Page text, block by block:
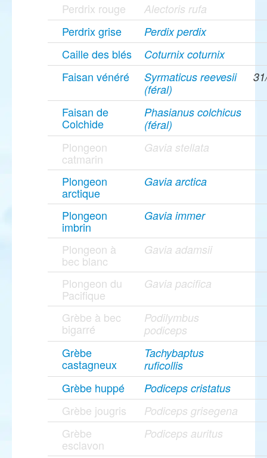
Perdrix rouge Alectoris rufa
Perdrix grise Perdix perdix
Caille des blés Coturnix coturnix
Faisan vénéré
Syrmaticus reevesii
(féral)
Faisan de
Colchide
Phasianus colchicus
(féral)
Plongeon
catmarin
Gavia stellata
Plongeon
arctique
Gavia arctica
Plongeon
imbrin
Gavia immer
Plongeon à
bec blanc
Gavia adamsii
Plongeon du
Pacifique
Gavia pacifica
Grèbe à bec
bigarré
Podilymbus
podiceps
Grèbe
castagneux
Tachybaptus
ruficollis
Grèbe huppé Podiceps cristatus
Grèbe jougris Podiceps grisegena
Grèbe
esclavon
Podiceps auritus